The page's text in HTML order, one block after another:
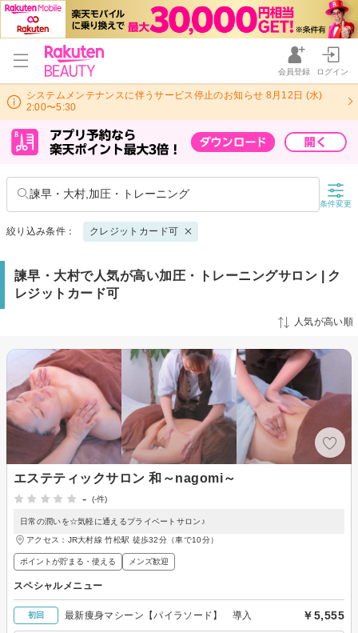
会員登録 ログイン
システムメンテナンスに伴うサービス停止のお知らせ 8月12日 (水)
2:00〜5:30
諫早・大村,加圧・トレーニング
条件変更
絞り込み条件： クレジットカード可
諫早・大村で人気が高い加圧・トレーニングサロン | ク
レジットカード可
人気が高い順
エステティックサロン 和～nagomi～
-
(-件)
日常の潤いを☆気軽に通えるプライベートサロン♪
アクセス：JR大村線 竹松駅 徒歩32分（車で10分）
ポイントが貯まる・使える メンズ歓迎
スペシャルメニュー
初回 最新痩身マシーン【パイラソード】 導入 ￥5,555